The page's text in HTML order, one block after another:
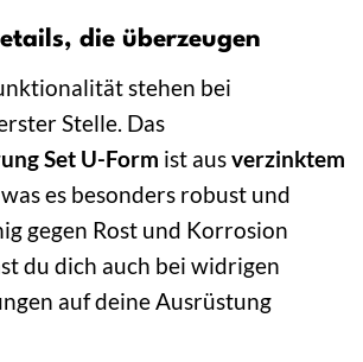
die überzeugen
stehen bei
Stelle. Das
Set U-Form ist ausverzinktem
es besonders robust und
gegen Rost und Korrosion
du dich auch bei widrigen
auf deine Ausrüstung